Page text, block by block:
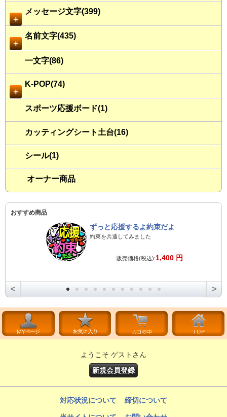
＋
メッセージ文字(399)
＋
名前文字(435)
一文字(86)
＋
K-POP(74)
スポーツ応援ボード(1)
カッティングシート土台(16)
シール(1)
オーナー商品
おすすめ商品
ずっと応援するよ約束だよ
約束を共通してみました
販売価格(税込):1,400 円
< >
ようこそ ゲストさん
新規会員登録
対応状況について 締切について